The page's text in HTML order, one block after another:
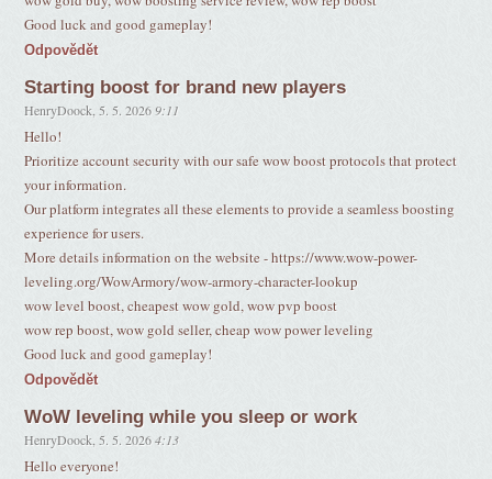
Good luck and good gameplay!
Odpovědět
Starting boost for brand new players
HenryDoock 5. 5. 2026 9:11
Hello!
Prioritize account security with our safe wow boost protocols that protect
your information.
Our platform integrates all these elements to provide a seamless boosting
experience for users.
More details information on the website - https://www.wow-power-
leveling.org/WowArmory/wow-armory-character-lookup
wow level boost, cheapest wow gold, wow pvp boost
wow rep boost, wow gold seller, cheap wow power leveling
Good luck and good gameplay!
Odpovědět
WoW leveling while you sleep or work
HenryDoock 5. 5. 2026 4:13
Hello everyone!